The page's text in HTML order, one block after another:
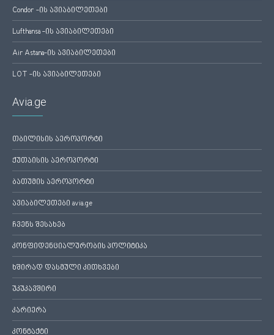
Condor -ის ავიაბილეთები
Lufthansa -ის ავიაბილეთები
Air Astana-ის ავიაბილეთები
LOT -ის ავიაბილეთები
Avia.ge
თბილისის აეროპორტი
ქუთაისის აეროპორტი
ბათუმის აეროპორტი
ავიაბილეთები avia.ge
ჩვენს შესახებ
კონფიდენციალურობის პოლიტიკა
ხშირად დასმული კითხვები
უკუკავშირი
კარიერა
კონტაქტი